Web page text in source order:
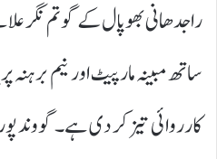
راجدھانی بھوپال کے گوتم نگر
ساتھ مبینہ مارپیٹ اور نیم
کارروائی تیز کر دی ہے۔ گووند